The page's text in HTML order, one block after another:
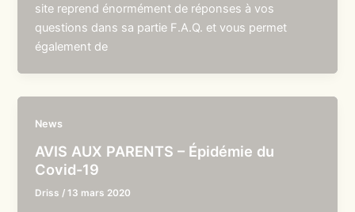
site reprend énormément de réponses à vos
questions dans sa partie F.A.Q. et vous permet
également de
News
AVIS AUX PARENTS – Épidémie du
Covid-19
Driss /13 mars 2020